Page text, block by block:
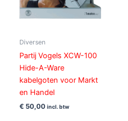
Diversen
Partij Vogels XCW-100
Hide-A-Ware
kabelgoten voor Markt
en Handel
€ 50,00 incl. btw